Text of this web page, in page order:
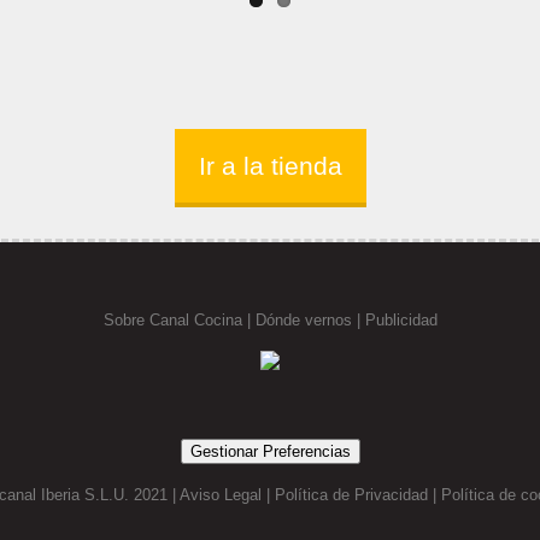
Ir a la tienda
Sobre Canal Cocina| Dónde vernos | Publicidad
Gestionar Preferencias
Iberia S.L.U. 2021 | Aviso Legal Política de Privacidad Política de